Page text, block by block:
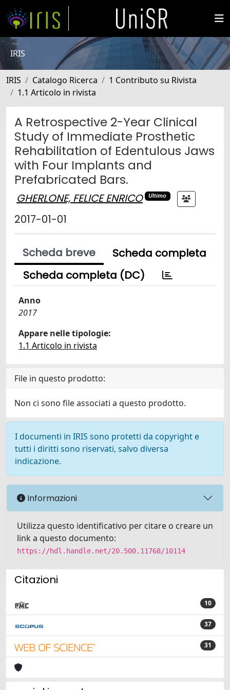
IRIS
IRIS Catalogo Ricerca
1 Contributo su Rivista
1.1 Articolo in rivista
A Retrospective 2-Year Clinical
Study of Immediate Prosthetic
Rehabilitation of Edentulous Jaws
with Four Implants and
Prefabricated Bars.
GHERLONE, FELICE ENRICO Ultimo
2017-01-01
Scheda breve
Scheda completa
Scheda completa (DC)
Anno
2017
Appare nelle tipologie:
1.1 Articolo in rivista
File in questo prodotto:
Non ci sono file associati a questo prodotto.
I documenti in IRIS sono protetti da copyright e
tutti i diritti sono riservati, salvo diversa
indicazione.
Informazioni
Utilizza questo identificativo per citare o creare un
link a questo documento:
https://hdl.handle.net/20.500.11768/10114
Citazioni
10
37
31